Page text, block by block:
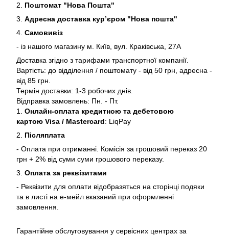
2. Поштомат "Нова Пошта"
3. Адресна доставка кур’єром "Нова пошта"
4. Самовивіз
- із нашого магазину м. Київ, вул. Краківська, 27А
Доставка згідно з тарифами транспортної компанії.
Вартість: до відділення / поштомату - від 50 грн, адресна -
від 85 грн.
Термін доставки: 1-3 робочих днів.
Відправка замовлень: Пн. - Пт.
1. Онлайн-оплата кредитною та дебетовою
картою Visa / Mastercard: LiqPay
2. Післяплата
- Оплата при отриманні. Комісія за грошовий переказ 20
грн + 2% від суми суми грошового переказу.
3. Оплата за реквізитами
- Реквізити для оплати відобразяться на сторінці подяки
та в листі на е-мейл вказаний при оформленні
замовлення.
Гарантійне обслуговування у сервісних центрах за